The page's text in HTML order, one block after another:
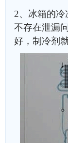
2、冰箱的
不存在泄漏
好，制冷剂